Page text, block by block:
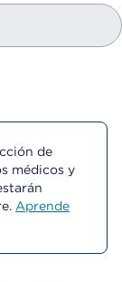
de
médicos y
Aprende